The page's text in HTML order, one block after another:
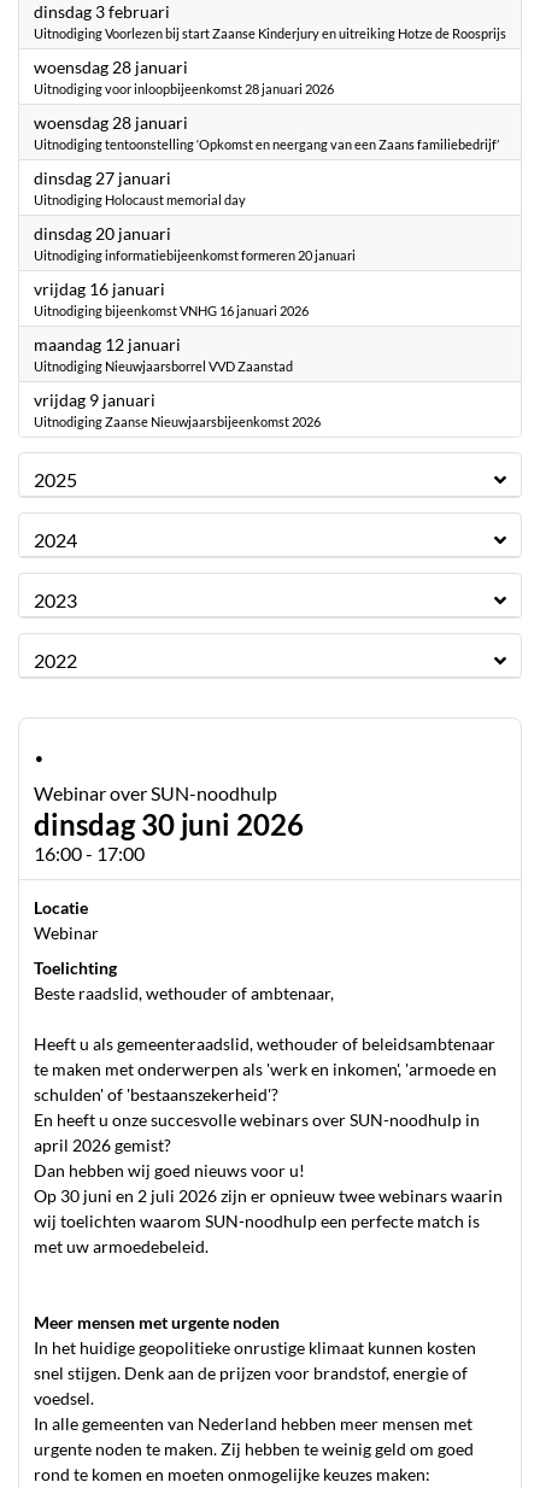
dinsdag 3 februari
Uitnodiging Voorlezen bij start Zaanse Kinderjury en uitreiking Hotze de Roosprijs
woensdag 28 januari
Uitnodiging voor inloopbijeenkomst 28 januari 2026
woensdag 28 januari
Uitnodiging tentoonstelling ‘Opkomst en neergang van een Zaans familiebedrijf’
dinsdag 27 januari
Uitnodiging Holocaust memorial day
dinsdag 20 januari
Uitnodiging informatiebijeenkomst formeren 20 januari
vrijdag 16 januari
Uitnodiging bijeenkomst VNHG 16 januari 2026
maandag 12 januari
Uitnodiging Nieuwjaarsborrel VVD Zaanstad
vrijdag 9 januari
Uitnodiging Zaanse Nieuwjaarsbijeenkomst 2026
2025
2024
2023
2022
·
Webinar over SUN-noodhulp
dinsdag 30 juni 2026
16:00 - 17:00
Locatie
Webinar
Toelichting
Beste raadslid, wethouder of ambtenaar,
Heeft u als gemeenteraadslid, wethouder of beleidsambtenaar
te maken met onderwerpen als 'werk en inkomen', 'armoede en
schulden' of 'bestaanszekerheid'?
En heeft u onze succesvolle webinars over SUN-noodhulp in
april 2026 gemist?
Dan hebben wij goed nieuws voor u!
Op 30 juni en 2 juli 2026 zijn er opnieuw twee webinars waarin
wij toelichten waarom SUN-noodhulp een perfecte match is
met uw armoedebeleid.
Meer mensen met urgente noden
In het huidige geopolitieke onrustige klimaat kunnen kosten
snel stijgen. Denk aan de prijzen voor brandstof, energie of
voedsel.
In alle gemeenten van Nederland hebben meer mensen met
urgente noden te maken. Zij hebben te weinig geld om goed
rond te komen en moeten onmogelijke keuzes maken: